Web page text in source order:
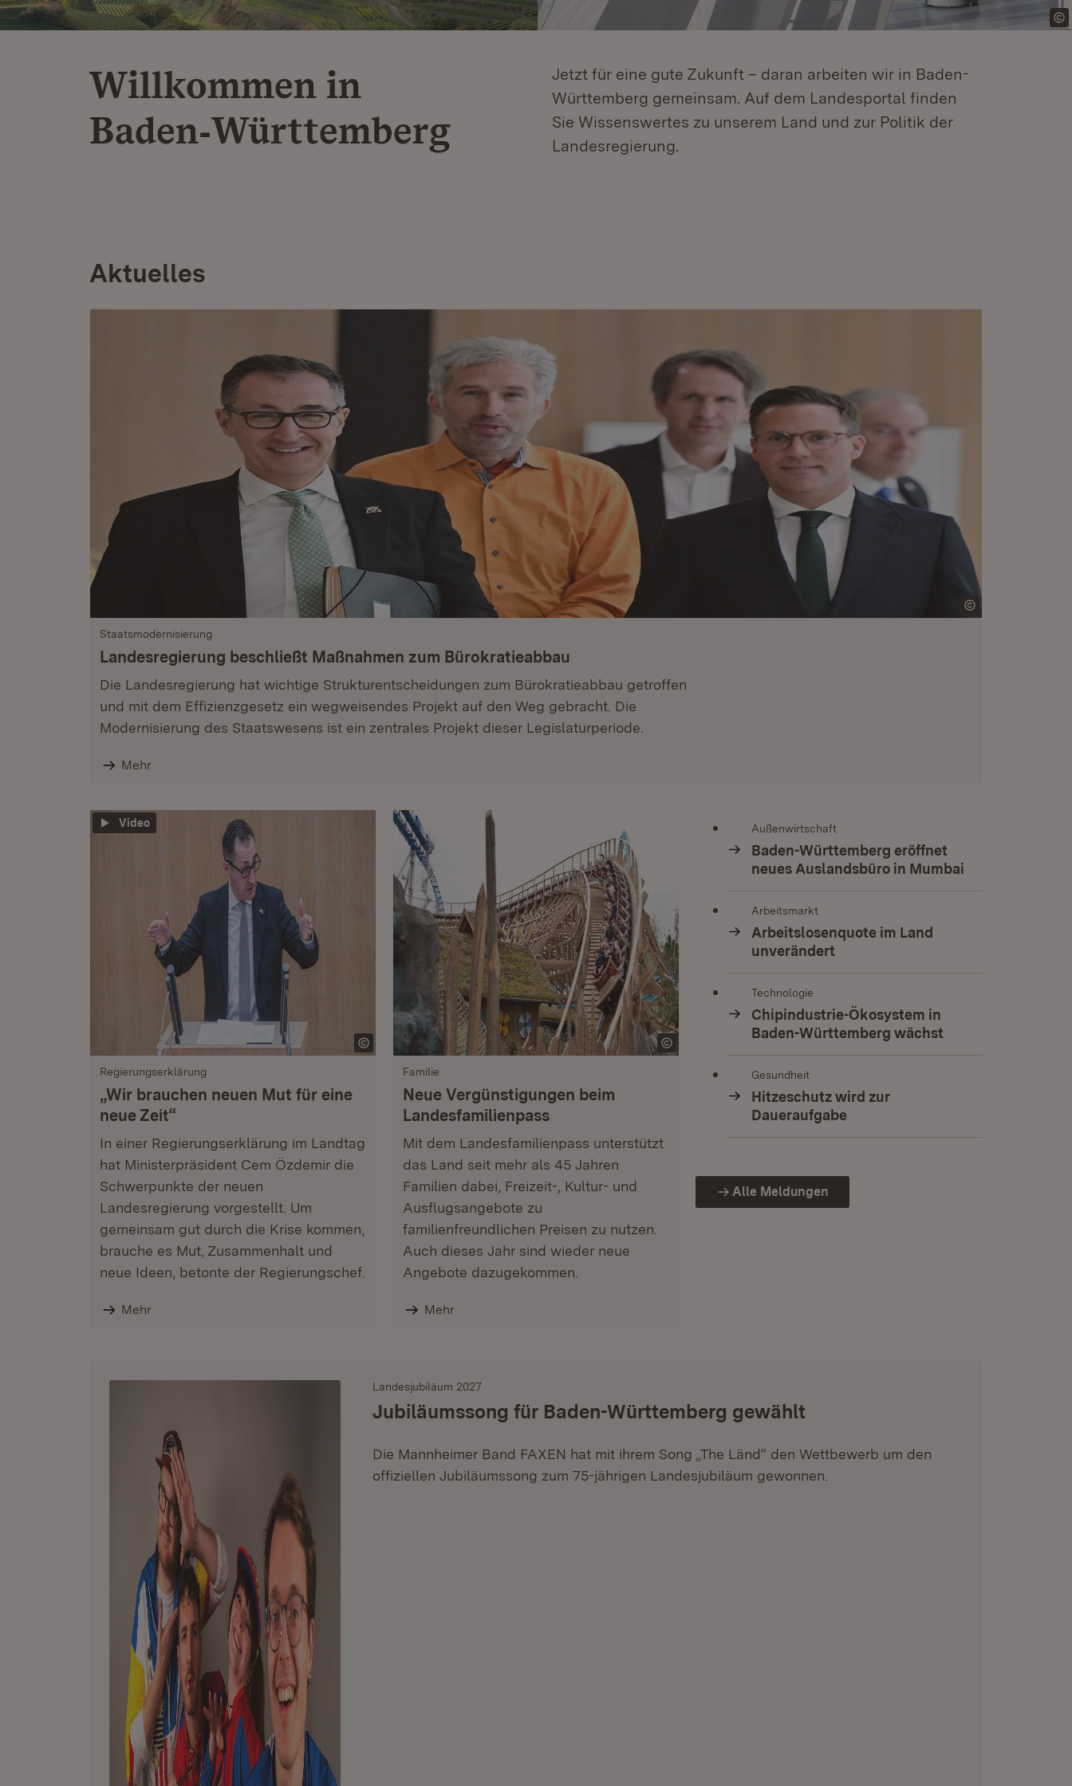
Willkommen in
Baden‑Württemberg
Jetzt für eine gute Zukunft – daran arbeiten wir in Baden-
Württemberg gemeinsam. Auf dem Landesportal finden
Sie Wissenswertes zu unserem Land und zur Politik der
Landesregierung.
Aktuelles
Staatsmodernisierung
Landesregierung beschließt Maßnahmen zum Bürokratieabbau
Die Landesregierung hat wichtige Strukturentscheidungen zum Bürokratieabbau getroffen
und mit dem Effizienzgesetz ein wegweisendes Projekt auf den Weg gebracht. Die
Modernisierung des Staatswesens ist ein zentrales Projekt dieser Legislaturperiode.
Mehr
Video
Regierungserklärung
„Wir brauchen neuen Mut für eine
neue Zeit“
In einer Regierungserklärung im Landtag
hat Ministerpräsident Cem Özdemir die
Schwerpunkte der neuen
Landesregierung vorgestellt. Um
gemeinsam gut durch die Krise kommen,
brauche es Mut, Zusammenhalt und
neue Ideen, betonte der Regierungschef.
Mehr
Familie
Neue Vergünstigungen beim
Landesfamilienpass
Mit dem Landesfamilienpass unterstützt
das Land seit mehr als 45 Jahren
Familien dabei, Freizeit-, Kultur- und
Ausflugsangebote zu
familienfreundlichen Preisen zu nutzen.
Auch dieses Jahr sind wieder neue
Angebote dazugekommen.
Mehr
Außenwirtschaft
Baden-Württemberg eröffnet
neues Auslandsbüro in Mumbai
Arbeitsmarkt
Arbeitslosenquote im Land
unverändert
Technologie
Chipindustrie-Ökosystem in
Baden-Württemberg wächst
Gesundheit
Hitzeschutz wird zur
Daueraufgabe
Alle Meldungen
Landesjubiläum 2027
Jubiläumssong für Baden-Württemberg gewählt
Die Mannheimer Band FAXEN hat mit ihrem Song „The Länd“ den Wettbewerb um den
offiziellen Jubiläumssong zum 75-jährigen Landesjubiläum gewonnen.